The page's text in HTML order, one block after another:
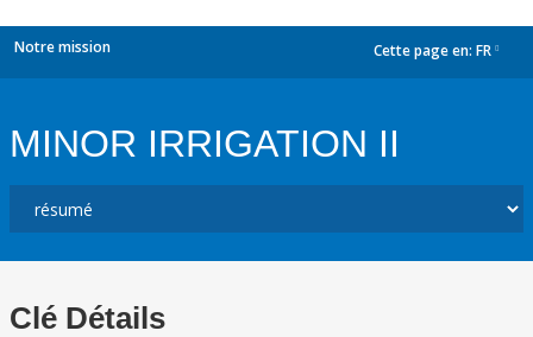
Notre mission Cette page en: FR
MINOR IRRIGATION II
Clé Détails